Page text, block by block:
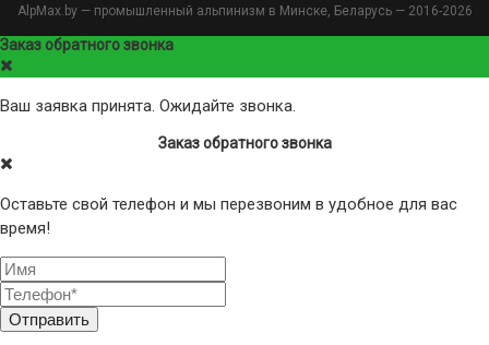
AlpMax.by — промышленный альпинизм в Минске, Беларусь — 2016-2026
Заказ обратного звонка
Ваш заявка принята. Ожидайте звонка.
Заказ обратного звонка
Оставьте свой телефон и мы перезвоним в удобное для вас
время!
Отправить